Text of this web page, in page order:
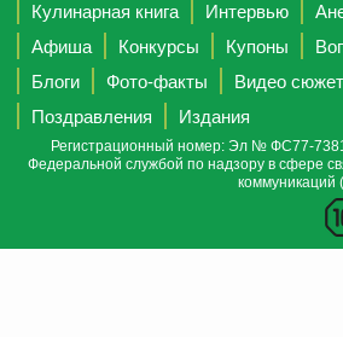
Кулинарная книга
Интервью
Афиша
Конкурсы Купоны
Блоги
Фото-факты
Видео
Поздравления
Издания
Регистрационный номер: Эл № ФС77-
Федеральной службой по надзору в сфере
коммуникаций